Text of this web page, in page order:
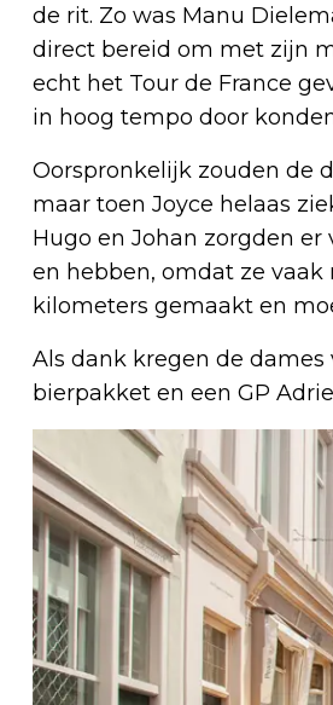
de rit. Zo was Manu
direct bereid om met zijn
echt het Tour de France
in hoog tempo door
Oorspronkelijk zouden de
maar toen Joyce helaas
Hugo en Johan zorgden
en hebben, omdat ze
kilometers gemaakt en
Als dank kregen de
bierpakket en een GP